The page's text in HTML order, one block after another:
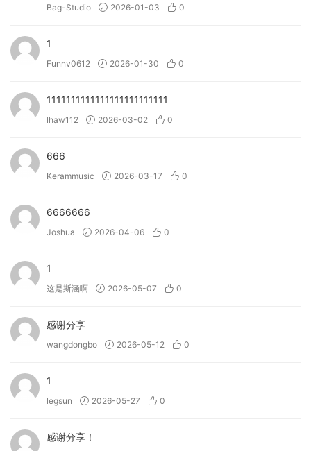
Bag-Studio 2026-01-03 0
1
Funnv0612 2026-01-30 0
1111111111111111111111111
lhaw112 2026-03-02 0
666
Kerammusic 2026-03-17 0
6666666
Joshua 2026-04-06 0
1
这是斯涵啊 2026-05-07 0
感谢分享
wangdongbo 2026-05-12 0
1
legsun 2026-05-27 0
感谢分享！